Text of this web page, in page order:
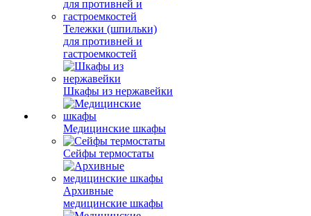
Тележки (шпильки)
для противней и
гастроемкостей
Шкафы из нержавейки
Медицинские шкафы
Сейфы термостаты
Архивные
медицинские шкафы